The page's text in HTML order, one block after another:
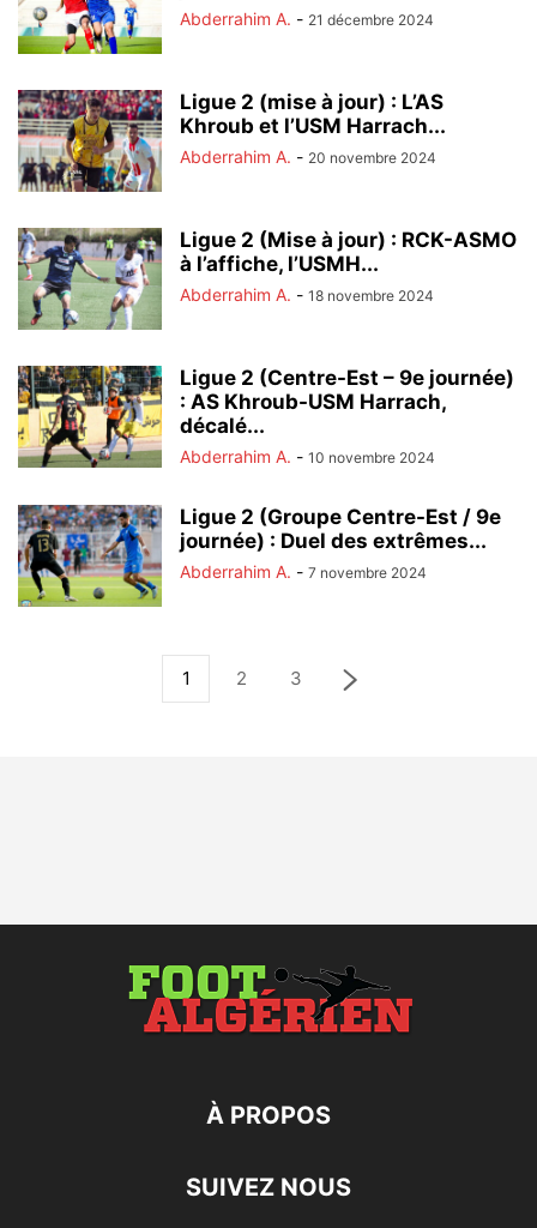
Abderrahim A. - 21 décembre 2024
Ligue 2 (mise à jour) : L’AS
Khroub et l’USM Harrach...
Abderrahim A. - 20 novembre 2024
Ligue 2 (Mise à jour) : RCK-ASMO
à l’affiche, l’USMH...
Abderrahim A. - 18 novembre 2024
Ligue 2 (Centre-Est – 9e journée)
: AS Khroub-USM Harrach,
décalé...
Abderrahim A. - 10 novembre 2024
Ligue 2 (Groupe Centre-Est / 9e
journée) : Duel des extrêmes...
Abderrahim A. - 7 novembre 2024
1 2 3
À PROPOS
SUIVEZ NOUS